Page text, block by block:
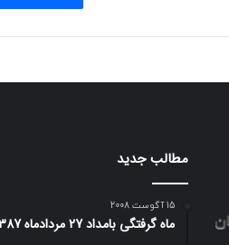
مطالب جدید
15 آگوست 2008
ماه گرفتگی بامداد 27 مردادماه 1387